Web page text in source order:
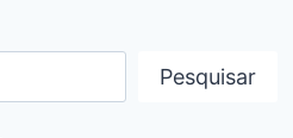
Pesquisar